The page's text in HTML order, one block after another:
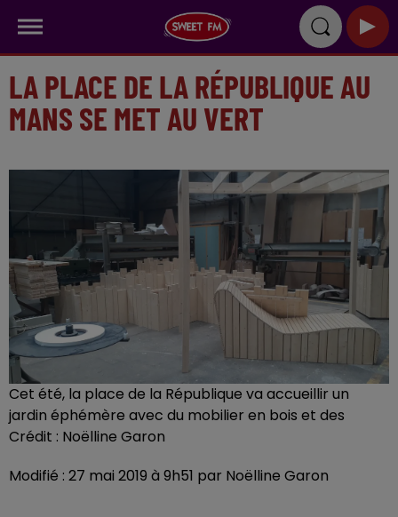
LA PLACE DE LA RÉPUBLIQUE AU
MANS SE MET AU VERT
Cet été, la place de la République va accueillir un
jardin éphémère avec du mobilier en bois et des
Crédit : Noëlline Garon
Modifié : 27 mai 2019 à 9h51 par Noëlline Garon